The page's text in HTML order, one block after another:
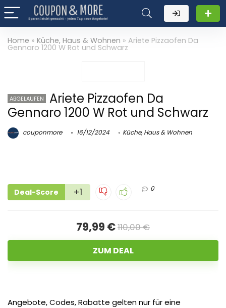
Home » Küche, Haus & Wohnen » Ariete Pizzaofen Da
Gennaro 1200 W Rot und Schwarz
ABGELAUFEN
Ariete Pizzaofen Da
Gennaro 1200 W Rot und Schwarz
couponmore 16/12/2024 Küche, Haus & Wohnen
Deal-Score +1 0
79,99 €110,00 €
ZUM DEAL
Angebote, Codes, Rabatte gelten nur für eine